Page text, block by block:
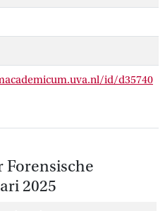
id/d35740
Forensische
2025